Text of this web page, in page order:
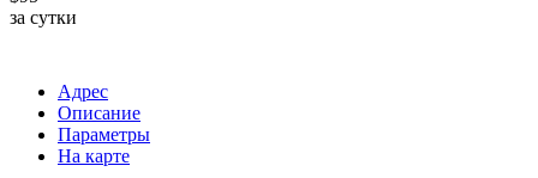
за сутки
Адрес
Описание
Параметры
На карте